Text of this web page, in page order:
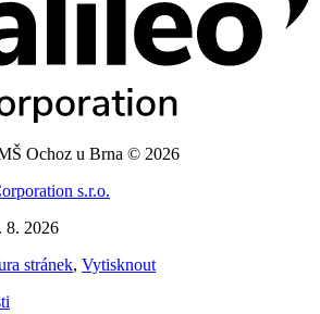
Ochoz u Brna © 2026
s.r.o.
8. 2026
stránek, Vytisknout